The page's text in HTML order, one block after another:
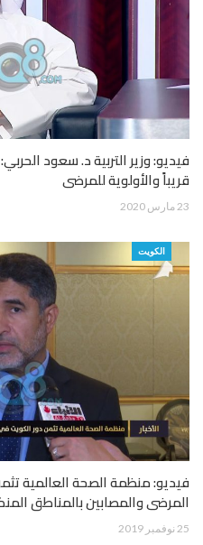
فيديو: وزير التربية د. سعود
قريباً والأولوية للمرضى
23 مارس 2020
الكويت
فيديو: منظمة الصحة العالمية
المرضى والمصابين بالمناطق
25 نوفمبر 2019